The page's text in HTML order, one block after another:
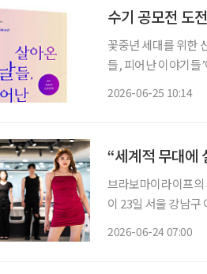
수기 공모전 도
꽃중년 세대를 위한
들, 피어난 이야기들
2026-06-25 10:14
“세계적 무대에
브라보마이라이프의
이 23일 서울 강남구 이투데이
2026-06-24 07:00